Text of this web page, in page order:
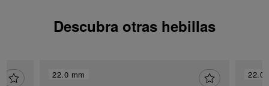
Descubra otras hebillas
22.0 mm 22.0